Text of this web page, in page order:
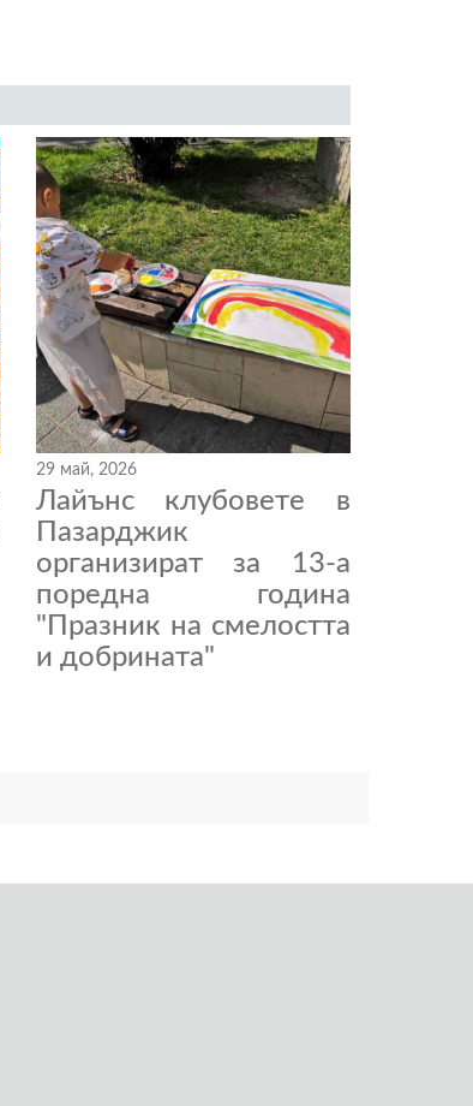
29 май, 2026
Лайънс клубовете в
Пазарджик
организират за 13-а
поредна година
"Празник на смелостта
и добрината"